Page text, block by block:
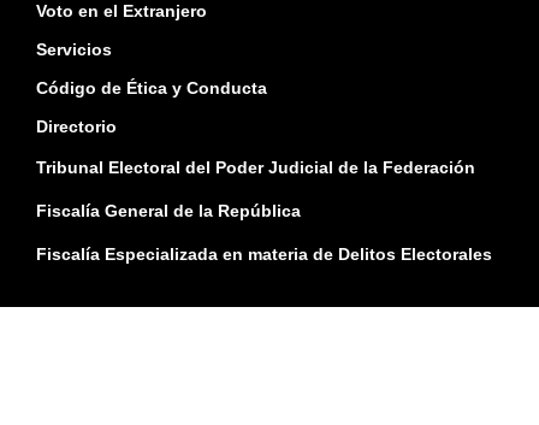
Voto en el Extranjero
Servicios
Código de Ética y Conducta
Directorio
Tribunal Electoral del Poder Judicial de la Federación
Fiscalía General de la República
Fiscalía Especializada en materia de Delitos Electorales